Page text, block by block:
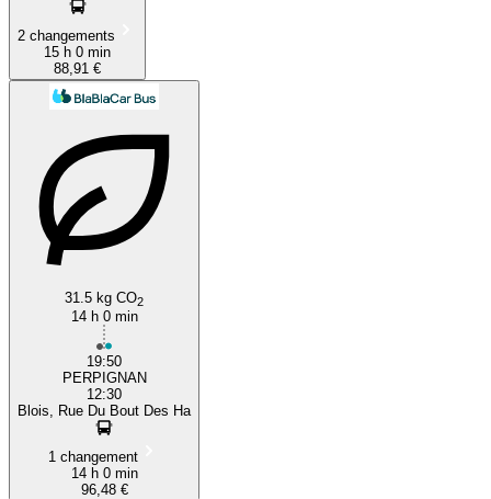
2 changements
15 h 0 min
88,91 €
31.5 kg CO2
14 h 0 min
19:50
PERPIGNAN
12:30
Blois, Rue Du Bout Des Ha
1 changement
14 h 0 min
96,48 €